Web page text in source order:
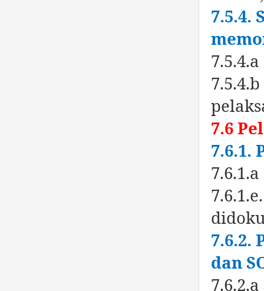
7.5.4.
7.6
7.6.1.
7.6.2.
dan